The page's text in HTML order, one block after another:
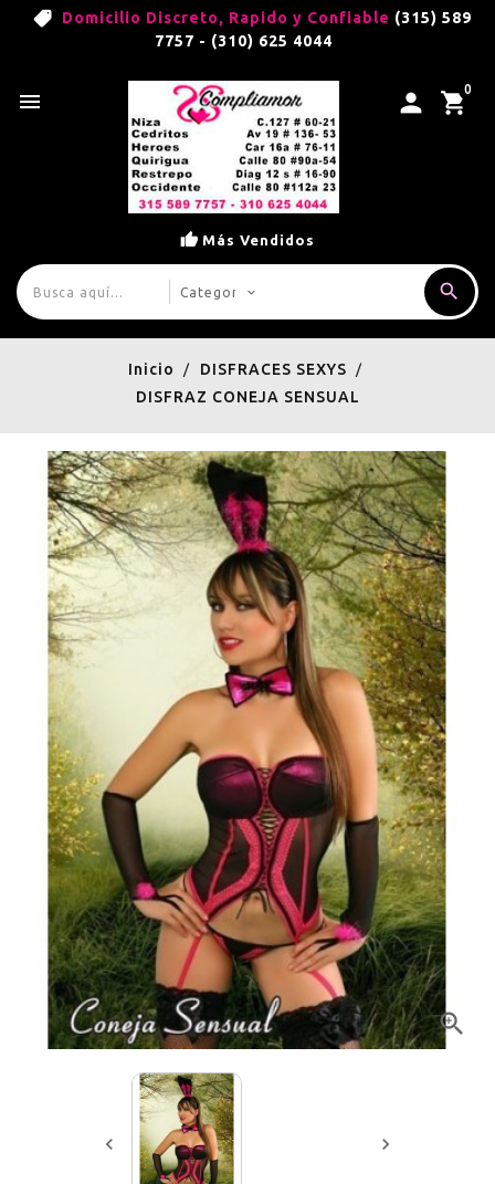
Domicilio Discreto, Rapido y Confiable (315) 589
7757 - (310) 625 4044
Más Vendidos
0

Inicio
DISFRACES SEXYS
DISFRAZ CONEJA SENSUAL

 